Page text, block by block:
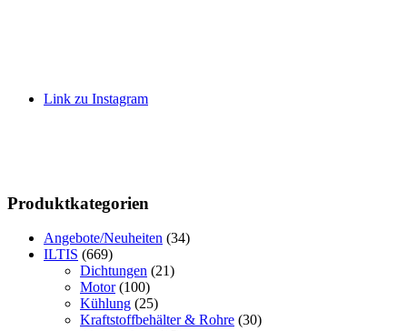
Link zu Instagram
Produktkategorien
Angebote/Neuheiten (34)
ILTIS (669)
Dichtungen (21)
Motor (100)
Kühlung (25)
Kraftstoffbehälter & Rohre (30)